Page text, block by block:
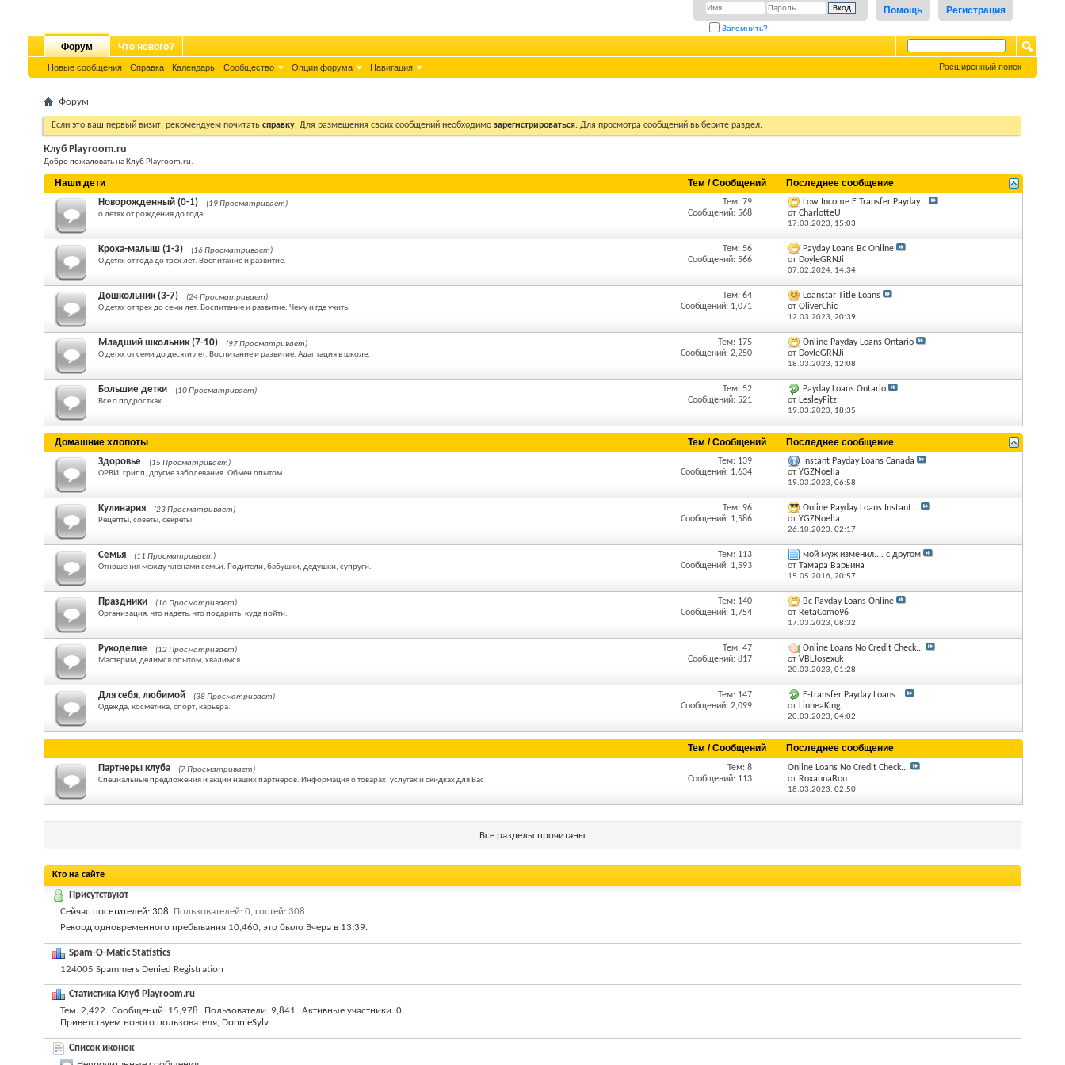
Регистрация
Помощь
Запомнить?
Форум
Новые сообщения Справка Календарь Сообщество Опции форума Навигация
Что нового?
Расширенный поиск
Форум
Если это ваш первый визит, рекомендуем почитать справку. Для размещения своих сообщений необходимо зарегистрироваться. Для просмотра сообщений выберите раздел.
Клуб Playroom.ru
Добро пожаловать на Клуб Playroom.ru.
Наши дети Тем / Сообщений Последнее сообщение
Новорожденный (0-1)
(19 Просматривает)
о детях от рождения до года.
Тем: 79
Сообщений: 568
Low Income E Transfer Payday...
от CharlotteU
17.03.2023, 15:03
Кроха-малыш (1-3)
(16 Просматривает)
О детях от года до трех лет. Воспитание и развитие.
Тем: 56
Сообщений: 566
Payday Loans Bc Online
от DoyleGRNJi
07.02.2024, 14:34
Дошкольник (3-7)
(24 Просматривает)
О детях от трех до семи лет. Воспитание и развитие. Чему и где учить.
Тем: 64
Сообщений: 1,071
Loanstar Title Loans
от OliverChic
12.03.2023, 20:39
Младший школьник (7-10)
(97 Просматривает)
О детях от семи до десяти лет. Воспитание и развитие. Адаптация в школе.
Тем: 175
Сообщений: 2,250
Online Payday Loans Ontario
от DoyleGRNJi
18.03.2023, 12:08
Большие детки
(10 Просматривает)
Все о подростках
Тем: 52
Сообщений: 521
Payday Loans Ontario
от LesleyFitz
19.03.2023, 18:35
Домашние хлопоты Тем / Сообщений Последнее сообщение
Здоровье
(15 Просматривает)
ОРВИ, грипп, другие заболевания. Обмен опытом.
Тем: 139
Сообщений: 1,634
Instant Payday Loans Canada
от YGZNoella
19.03.2023, 06:58
Кулинария
(23 Просматривает)
Рецепты, советы, секреты.
Тем: 96
Сообщений: 1,586
Online Payday Loans Instant...
от YGZNoella
26.10.2023, 02:17
Семья
(11 Просматривает)
Отношения между членами семьи. Родители, бабушки, дедушки, супруги.
Тем: 113
Сообщений: 1,593
мой муж изменил.... с другом
от Тамара Варьина
15.05.2016, 20:57
Праздники
(16 Просматривает)
Организация, что надеть, что подарить, куда пойти.
Тем: 140
Сообщений: 1,754
Bc Payday Loans Online
от RetaComo96
17.03.2023, 08:32
Рукоделие
(12 Просматривает)
Мастерим, делимся опытом, хвалимся.
Тем: 47
Сообщений: 817
Online Loans No Credit Check...
от VBLJosexuk
20.03.2023, 01:28
Для себя, любимой
(38 Просматривает)
Одежда, косметика, спорт, карьера.
Тем: 147
Сообщений: 2,099
E-transfer Payday Loans...
от LinneaKing
20.03.2023, 04:02
Тем / Сообщений Последнее сообщение
Партнеры клуба
(7 Просматривает)
Специальные предложения и акции наших партнеров. Информация о товарах, услугах и скидках для Вас
Тем: 8
Сообщений: 113
Online Loans No Credit Check...
от RoxannaBou
18.03.2023, 02:50
Все разделы прочитаны
Кто на сайте
Присутствуют
Сейчас посетителей: 308. Пользователей: 0, гостей: 308
Рекорд одновременного пребывания 10,460, это было Вчера в 13:39.
Spam-O-Matic Statistics
124005 Spammers Denied Registration
Статистика Клуб Playroom.ru
Тем 2,422 Сообщений 15,978 Пользователи 9,841 Активные участники 0
Приветствуем нового пользователя, DonnieSylv
Список иконок